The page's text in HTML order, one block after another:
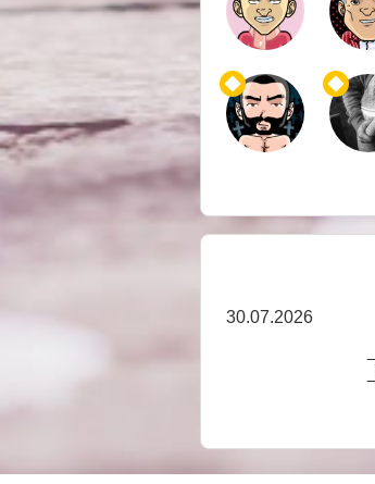
30.07.2026